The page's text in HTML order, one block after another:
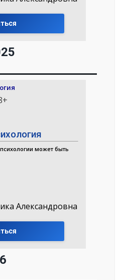
может быть
Александровна